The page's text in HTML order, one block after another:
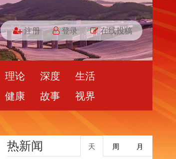
注册 登录 在线投稿
理论 深度
生活
健康
故事 视界
热新闻 月
周
天